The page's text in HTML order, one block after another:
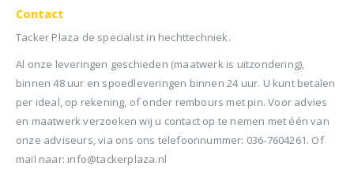
Contact
Tacker Plaza de specialist in hechttechniek.
Al onze leveringen geschieden (maatwerk is uitzondering),
binnen 48 uur en spoedleveringen binnen 24 uur. U kunt betalen
per ideal, op rekening, of onder rembours met pin. Voor advies
en maatwerk verzoeken wij u contact op te nemen met één van
onze adviseurs, via ons ons telefoonnummer: 036-7604261. Of
mail naar: info@tackerplaza.nl